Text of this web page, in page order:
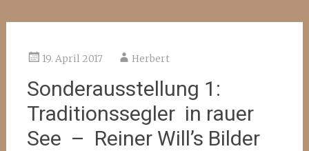
19. April 2017 Herbert
Sonderausstellung 1:
Traditionssegler in rauer
See – Reiner Will’s Bilder